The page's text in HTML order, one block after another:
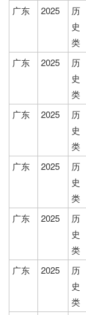
广东 2025
历
史
类
广东 2025
历
史
类
广东 2025
历
史
类
广东 2025
历
史
类
广东 2025
历
史
类
广东 2025
历
史
类